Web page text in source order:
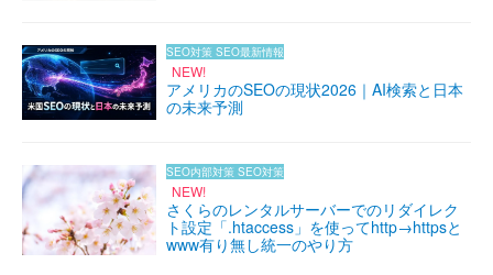
SEO対策 SEO最新情報
NEW!
アメリカのSEOの現状2026｜AI検索と日本
の未来予測
SEO内部対策 SEO対策
NEW!
さくらのレンタルサーバーでのリダイレク
ト設定「.htaccess」を使ってhttp→httpsと
www有り無し統一のやり方